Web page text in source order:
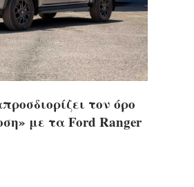
τον όρο
με τα Ford Ranger